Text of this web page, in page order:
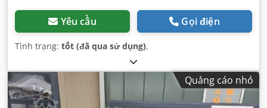
Yêu cầu Gọi điện
Tình trạng: tốt (đã qua sử dụng),
Quảng cáo nhỏ